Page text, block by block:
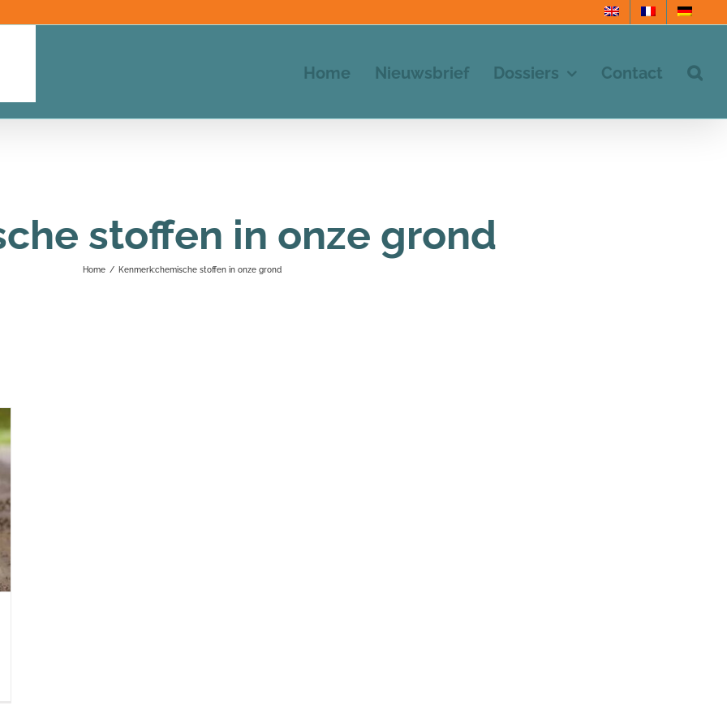
Home Nieuwsbrief Dossiers Contact
stoffen in onze grond
Home / Kenmerk:chemische stoffen in onze grond